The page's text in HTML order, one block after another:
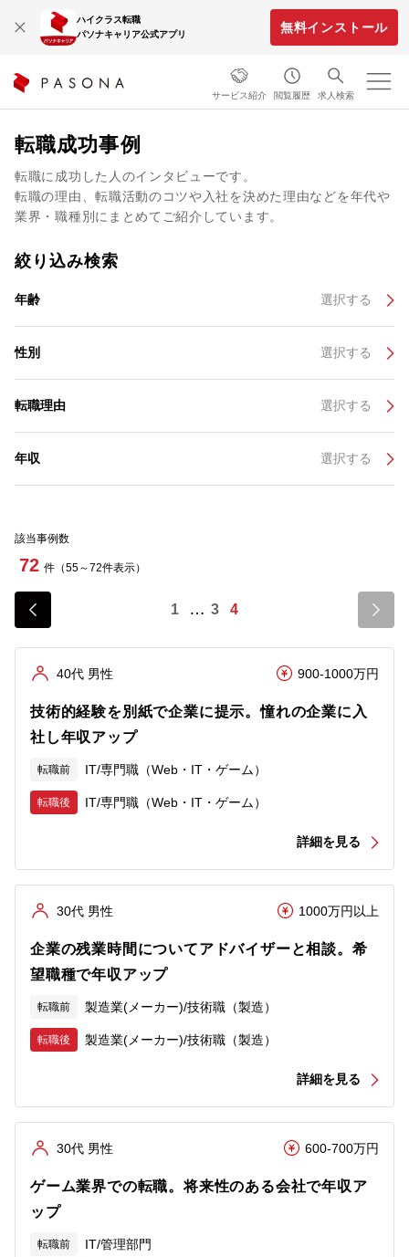
ハイクラス転職
パソナキャリア公式アプリ
無料インストール
サービス紹介 閲覧履歴 求人検索
転職成功事例
転職に成功した人のインタビューです。
転職の理由、転職活動のコツや入社を決めた理由などを年代や
業界・職種別にまとめてご紹介しています。
絞り込み検索
年齢 選択する
性別 選択する
転職理由 選択する
年収 選択する
該当事例数
72 件（55～72件表示）
1 3 4
40代 男性 900-1000万円
技術的経験を別紙で企業に提示。憧れの企業に入
社し年収アップ
転職前 IT/専門職（Web・IT・ゲーム）
転職後 IT/専門職（Web・IT・ゲーム）
詳細を見る
30代 男性 1000万円以上
企業の残業時間についてアドバイザーと相談。希
望職種で年収アップ
転職前 製造業(メーカー)/技術職（製造）
転職後 製造業(メーカー)/技術職（製造）
詳細を見る
30代 男性 600-700万円
ゲーム業界での転職。将来性のある会社で年収ア
ップ
転職前 IT/管理部門